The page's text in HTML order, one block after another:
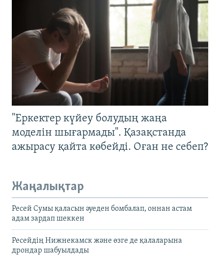
"Еркектер күйеу болудың жаңа
моделін шығармады". Қазақстанда
ажырасу қайта көбейді. Оған не себеп?
Жаңалықтар
Ресей Сумы қаласын әуеден бомбалап, оннан астам
адам зардап шеккен
Ресейдің Нижнекамск және өзге де қалаларына
дрондар шабуылдады